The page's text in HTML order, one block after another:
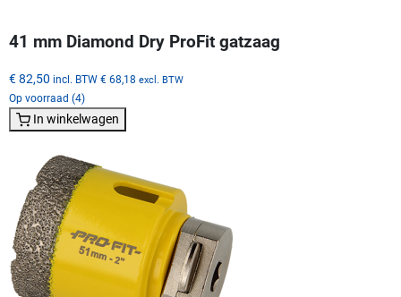
41 mm Diamond Dry ProFit gatzaag
€ 82,50 incl. BTW € 68,18 excl. BTW
Op voorraad (4)
In winkelwagen